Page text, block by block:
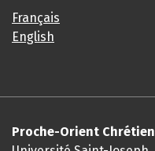
Français
English
Proche-Orient Chrétien